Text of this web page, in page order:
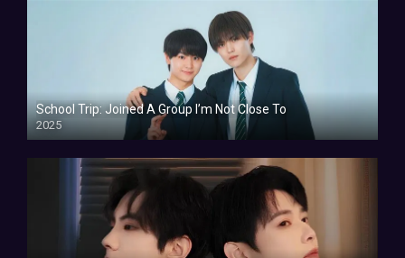
School Trip: Joined A Group I’m Not Close To
2025